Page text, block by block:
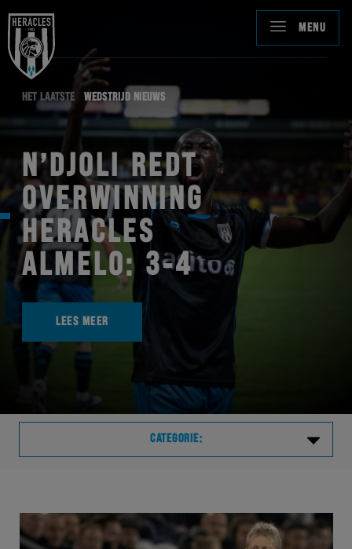
MENU
HET LAATSTE WEDSTRIJD NIEUWS
N’DJOLI REDT
OVERWINNING
HERACLES
ALMELO: 3-4
LEES MEER
CATEGORIE:
VVVHER